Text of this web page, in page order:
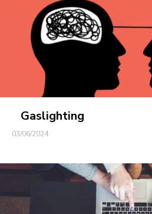
Gaslighting
03/06/2024